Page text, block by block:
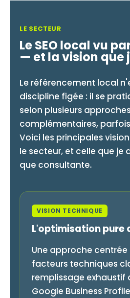
LE SECTEUR
Le SEO local vu
— et la vision que
Le référencement local
discipline figée : il se
selon plusieurs
complémentaires,
Voici les principales
le secteur, et celle que je
que consultante.
VISION TECHNIQUE
L'optimisation pure
Une approche centrée
facteurs techniques
remplissage exhaustif
Google Business